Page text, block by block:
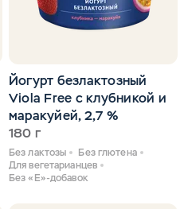
Йогурт безлактозный
Viola Free с клубникой и
маракуйей, 2,7 %
180 г
Без лактозы
Без глютена
Для вегетарианцев
Без «Е»-добавок